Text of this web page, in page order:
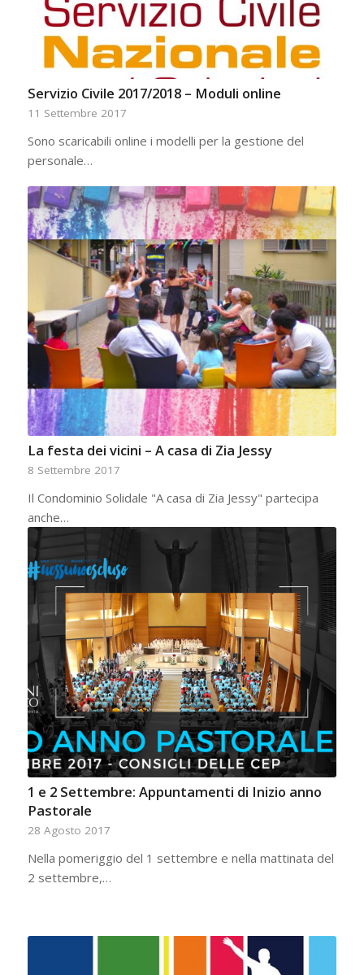
Servizio Civile 2017/2018 – Moduli online
11 Settembre 2017
Sono scaricabili online i modelli per la gestione del
personale…
La festa dei vicini – A casa di Zia Jessy
8 Settembre 2017
Il Condominio Solidale "A casa di Zia Jessy" partecipa
anche…
1 e 2 Settembre: Appuntamenti di Inizio anno
Pastorale
28 Agosto 2017
Nella pomeriggio del 1 settembre e nella mattinata del
2 settembre,…